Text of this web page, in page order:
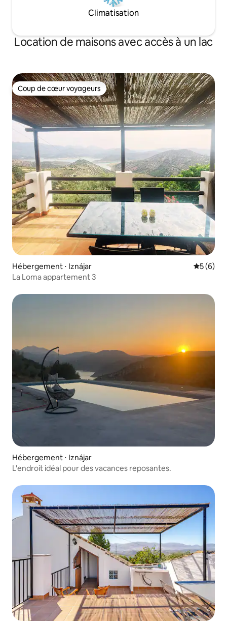
Climatisation
Location de maisons avec accès à un lac
Coup de cœur voyageurs
Coup de cœur voyageurs
Hébergement ⋅ Iznájar
5 (6)
La Loma appartement 3
Hébergement ⋅ Iznájar
L'endroit idéal pour des vacances reposantes.